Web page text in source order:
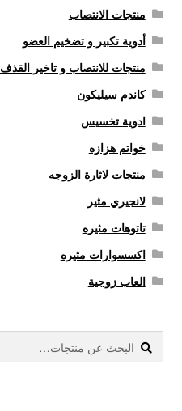
منتجات للانتصاب و تاخير القذف
منتجات الانتصاب
أدوية تكبير و تضخيم العضو
منتجات للانتصاب و تاخير القذف
كاندم سيليكون
ادوية تخسيس
خواتم هزازه
منتجات لاثارة الزوجه
لانجيري مثير
تاتوهات مثيره
اكسسوارات مثيره
العاب زوجية
البحث
عن:
بحث